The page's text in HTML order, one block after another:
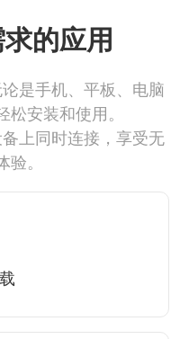
的应用
是手机、平板、电脑
安装和使用。
上同时连接，享受无
。